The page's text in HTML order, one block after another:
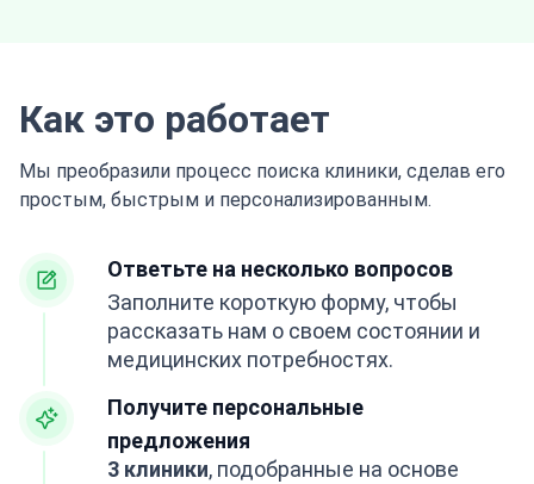
Как это работает
Мы преобразили процесс поиска клиники, сделав его
простым, быстрым и персонализированным.
Ответьте на несколько вопросов
Заполните короткую форму, чтобы
рассказать нам о своем состоянии и
медицинских потребностях.
Получите персональные
предложения
3 клиники, подобранные на основе